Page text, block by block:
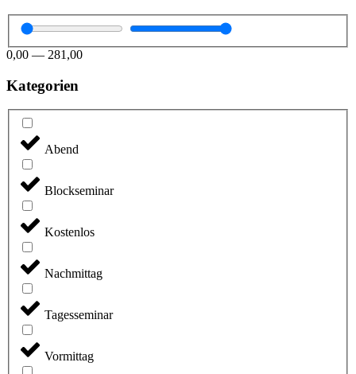
0,00 — 281,00
Kategorien
Abend
Blockseminar
Kostenlos
Nachmittag
Tagesseminar
Vormittag